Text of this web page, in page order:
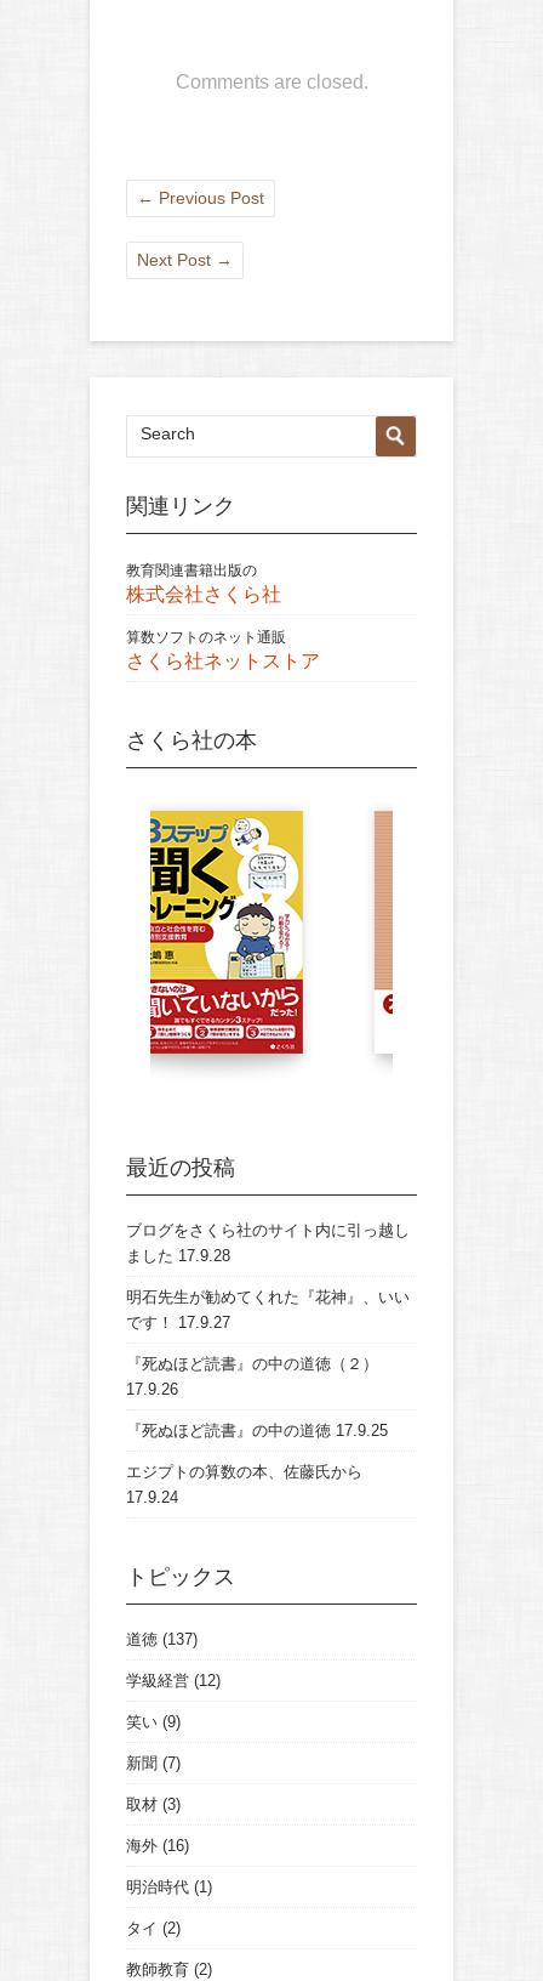
Comments are closed.
← Previous Post
Next Post →
関連リンク
教育関連書籍出版の
株式会社さくら社
算数ソフトのネット通販
さくら社ネットストア
さくら社の本
最近の投稿
ブログをさくら社のサイト内に引っ越し
ました 17.9.28
明石先生が勧めてくれた『花神』、いい
です！
17.9.27
『死ぬほど読書』の中の道徳（２）
17.9.26
『死ぬほど読書』の中の道徳 17.9.25
エジプトの算数の本、佐藤氏から
17.9.24
トピックス
道徳 (137)
学級経営 (12)
笑い (9)
新聞 (7)
取材 (3)
海外 (16)
明治時代 (1)
タイ (2)
教師教育 (2)